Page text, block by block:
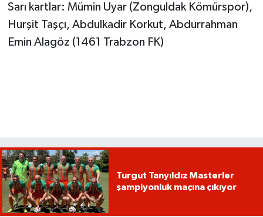
Sarı kartlar: Mümin Uyar (Zonguldak Kömürspor),
Hurşit Taşçı, Abdulkadir Korkut, Abdurrahman
Emin Alagöz (1461 Trabzon FK)
Turgut Tanyıldız Masterler
şampiyonluk maçına çıkıyor